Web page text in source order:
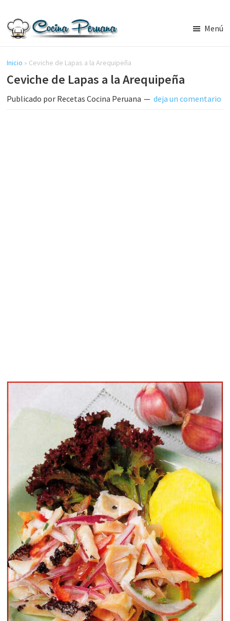
contenido
lateral
principal
Cocina
Peruana,
Recetas
de
Comida
Menú
Inicio » Ceviche de Lapas a la Arequipeña
Ceviche de Lapas a la Arequipeña
Publicado por Recetas Cocina Peruana deja un comentario